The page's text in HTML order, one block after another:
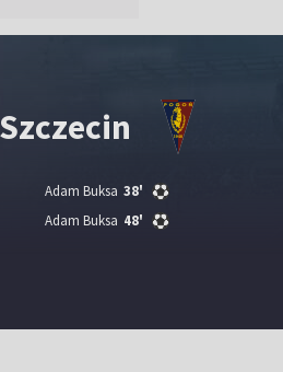
38'
Adam Buksa
48'
Adam Buksa